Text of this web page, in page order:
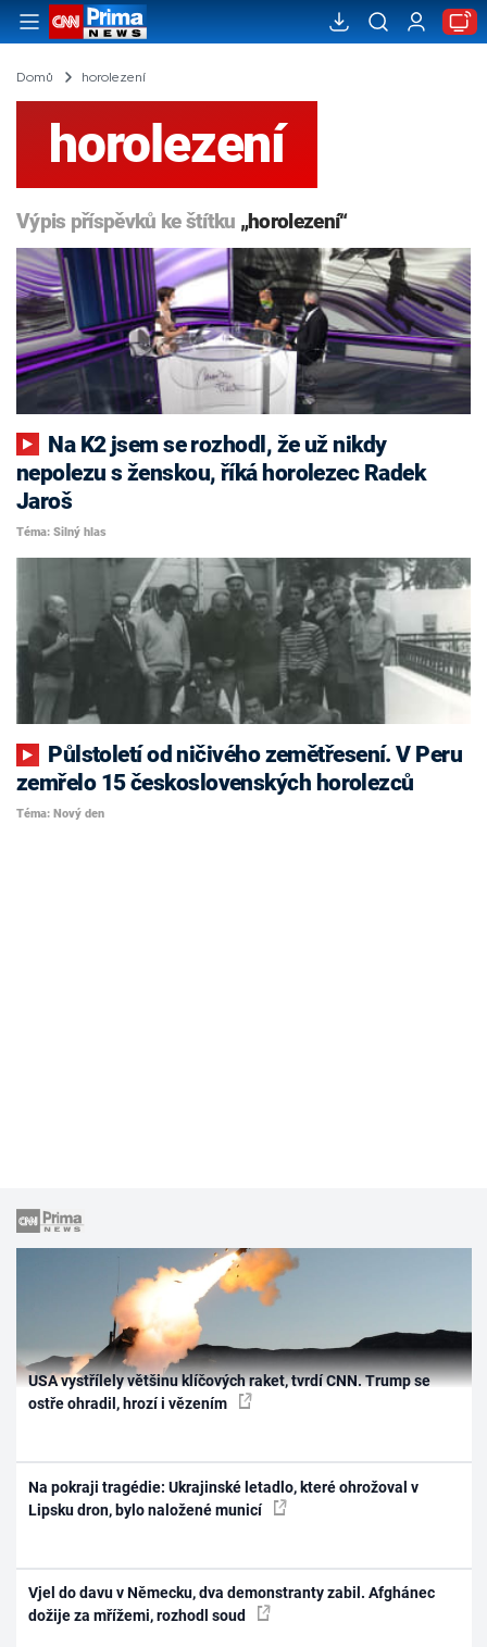
Domů horolezení
horolezení
Výpis příspěvků ke štítku „horolezení“
nepolezu s ženskou, říká horolezec Radek
Jaroš
Téma: Silný hlas
zemřelo 15 československých horolezců
Téma: Nový den
USA vystřílely většinu klíčových raket, tvrdí CNN. Trump se
ostře ohradil, hrozí i vězením
Na pokraji tragédie: Ukrajinské letadlo, které ohrožoval v
Lipsku dron, bylo naložené municí
Vjel do davu v Německu, dva demonstranty zabil. Afghánec
dožije za mřížemi, rozhodl soud